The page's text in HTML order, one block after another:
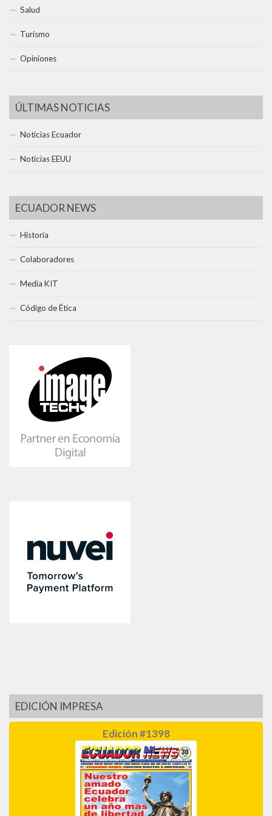
Salud
Turismo
Opiniones
ÚLTIMAS NOTICIAS
Noticias Ecuador
Noticias EEUU
ECUADOR NEWS
Historia
Colaboradores
Media KIT
Código de Ética
EDICIÓN IMPRESA
Edición #1398